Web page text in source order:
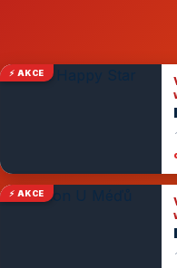
⚡ AKCE
⚡ AKCE